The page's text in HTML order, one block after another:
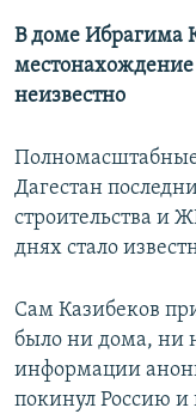
Все сайты РСЕ/РС
В доме Ибрагима
местонахождение
неизвестно
Дагестан
строительства и
днях стало
Сам Казибеков
было ни дома, ни
информации
покинул Россию и